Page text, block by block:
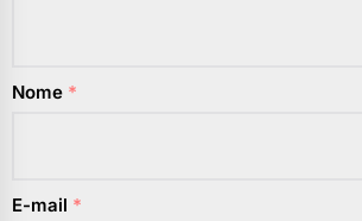
Nome *
E-mail *